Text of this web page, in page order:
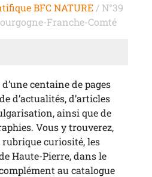
BFC NATURE / N°39
Franche-Comté
centaine de pages
d’actualités, d’articles
ainsi que de
Vous y trouverez,
curiosité, les
Haute-Pierre, dans le
au catalogue